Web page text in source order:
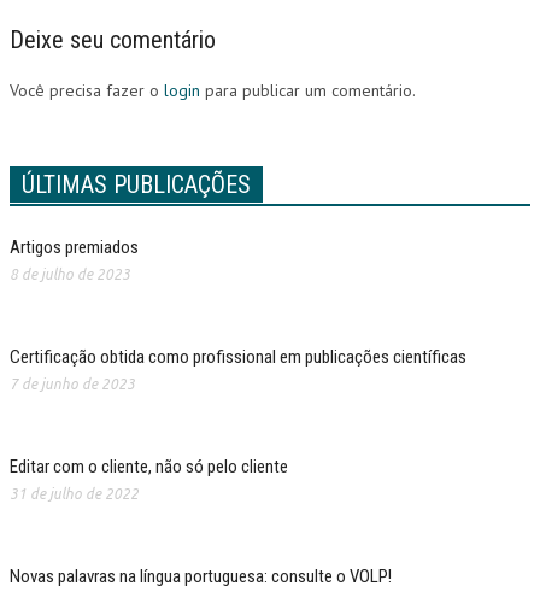
Deixe seu comentário
Você precisa fazer o login para publicar um comentário.
ÚLTIMAS PUBLICAÇÕES
Artigos premiados
8 de julho de 2023
Certificação obtida como profissional em publicações científicas
7 de junho de 2023
Editar com o cliente, não só pelo cliente
31 de julho de 2022
Novas palavras na língua portuguesa: consulte o VOLP!